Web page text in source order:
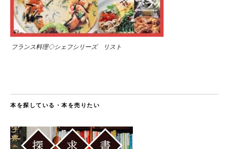
フランス料理◇シェフシリーズ リスト
本を探している・本を売りたい